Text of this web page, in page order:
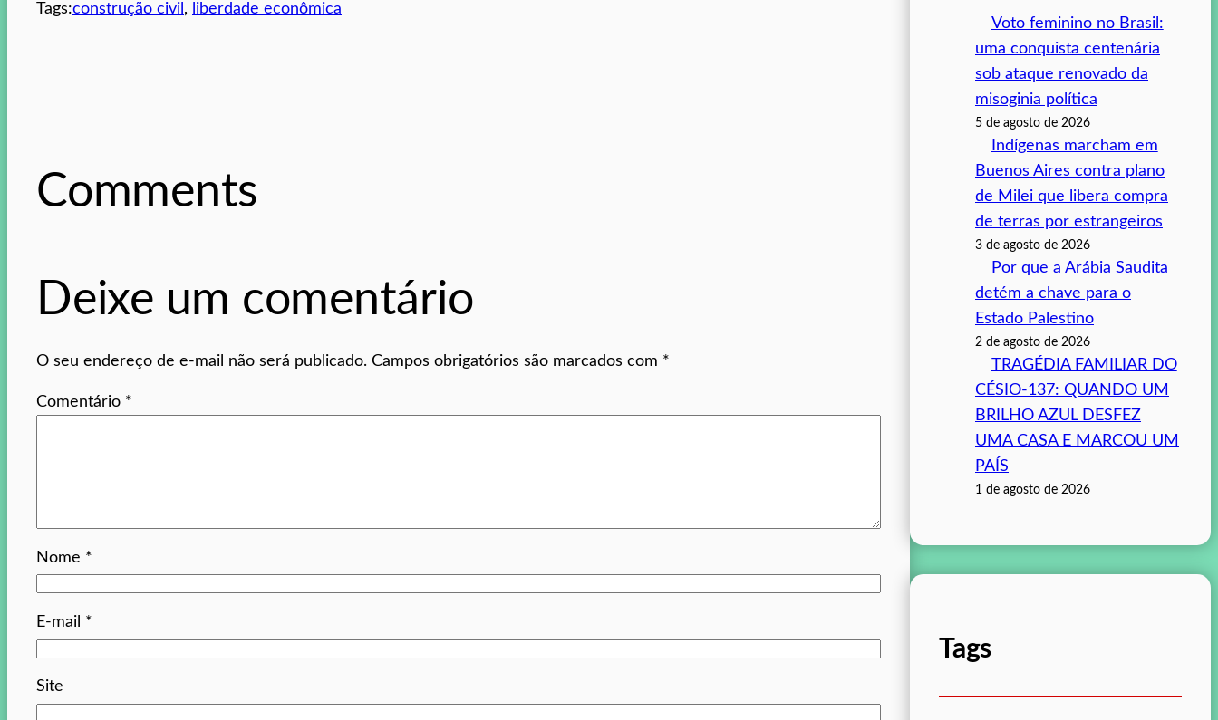
Tags:construção civil , liberdade econômica
Comments
Deixe um comentário
O seu endereço de e-mail não será publicado. Campos obrigatórios são marcados com *
Comentário *
Nome *
E-mail *
Site
Voto feminino no Brasil:
uma conquista centenária
sob ataque renovado da
misoginia política
5 de agosto de 2026
Indígenas marcham em
Buenos Aires contra plano
de Milei que libera compra
de terras por estrangeiros
3 de agosto de 2026
Por que a Arábia Saudita
detém a chave para o
Estado Palestino
2 de agosto de 2026
TRAGÉDIA FAMILIAR DO
CÉSIO-137: QUANDO UM
BRILHO AZUL DESFEZ
UMA CASA E MARCOU UM
PAÍS
1 de agosto de 2026
Tags